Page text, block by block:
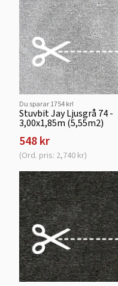
Du sparar 1754 kr!
Stuvbit Jay Ljusgrå 74 -
3,00x1,85m (5,55m2)
548 kr
(Ord. pris: 2,740 kr)